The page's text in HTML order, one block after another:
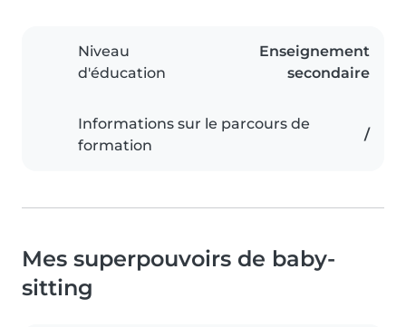
Niveau
d'éducation
Enseignement
secondaire
Informations sur le parcours de
formation
/
Mes superpouvoirs de baby-
sitting